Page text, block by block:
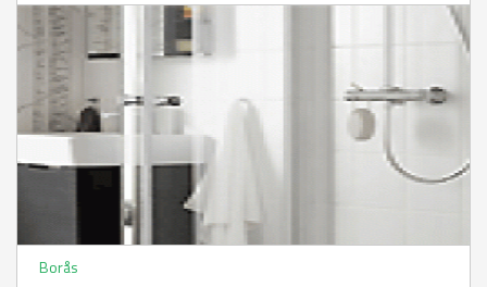
Borås